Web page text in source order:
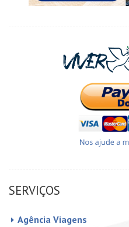
SERVIÇOS
Agência Viagens